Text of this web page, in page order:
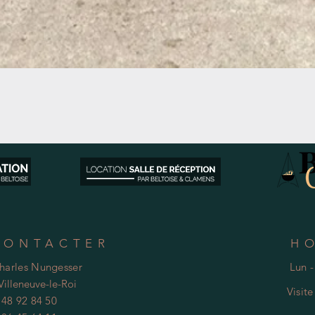
Nungesser
le-Roi
92 84 50
Lun
Visite